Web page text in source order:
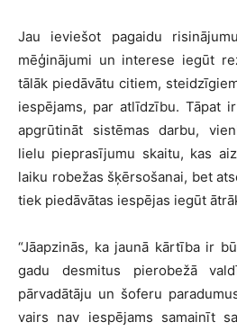
Jau ieviešot pagaidu
mēģinājumi un interese iegūt
tālāk piedāvātu citiem,
iespējams, par atlīdzību. Tāpat
apgrūtināt sistēmas darbu,
lielu pieprasījumu skaitu, kas
laiku robežas šķērsošanai, bet
tiek piedāvātas iespējas iegūt
“Jāapzinās, ka jaunā kārtība ir
gadu desmitus pierobežā
pārvadātāju un šoferu
vairs nav iespējams samainīt